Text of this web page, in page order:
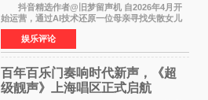
抖音精选作者@旧梦留声机 自2026年4月开
始运营，通过AI技术还原一位母亲寻找失散女儿
的故事，凭借强情感表达获得大量用户关注，发
布仅21小时便获得超1亿曝光、超1000万互动。
此后，账号持续沿
娱乐评论
百年百乐门奏响时代新声，《超
级靓声》上海唱区正式启航